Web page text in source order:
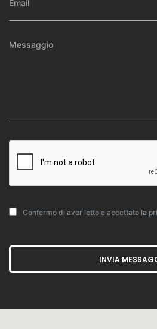
Confermo di aver letto e accettato la
INVIA